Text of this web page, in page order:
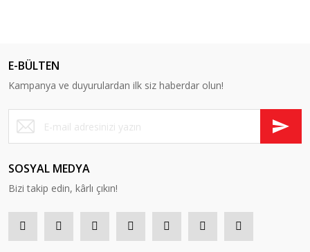
E-BÜLTEN
Kampanya ve duyurulardan ilk siz haberdar olun!
SOSYAL MEDYA
Bizi takip edin, kârlı çıkın!